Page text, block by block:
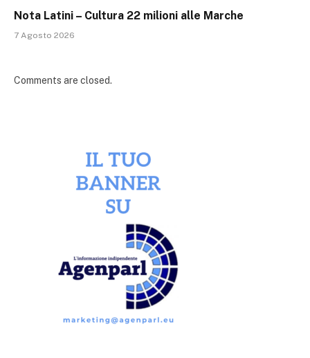
Nota Latini – Cultura 22 milioni alle Marche
7 Agosto 2026
Comments are closed.